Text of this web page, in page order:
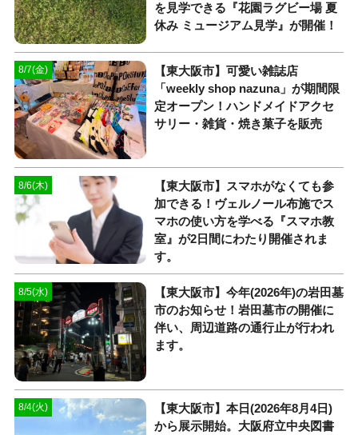
を見学できる『花園ラグビー場 夏
休み ミュージアム見学』が開催！
8/7(金)
【東大阪市】可愛い雑誌店
「weekly shop nazuna」が期間限
定オープン！ハンドメイドアクセ
サリー・雑貨・焼き菓子を販売
8/6(木)
【東大阪市】スマホがなくても参
加できる！ヴェルノール布施でス
マホの使い方を学べる『スマホ教
室』が2日間にわたり開催されま
す。
8/5(水)
【東大阪市】今年(2026年)の岩田墓
市のお知らせ！岩田墓市の開催に
伴い、周辺道路の通行止が行われ
ます。
8/4(火)
【東大阪市】本日(2026年8月4日)
から展示開始。大阪府立中央図書